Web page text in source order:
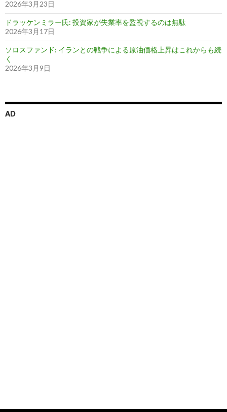
2026年3月23日
ドラッケンミラー氏: 投資家が失業率を監視するのは無駄
2026年3月17日
ソロスファンド: イランとの戦争による原油価格上昇はこれからも続
く
2026年3月9日
AD